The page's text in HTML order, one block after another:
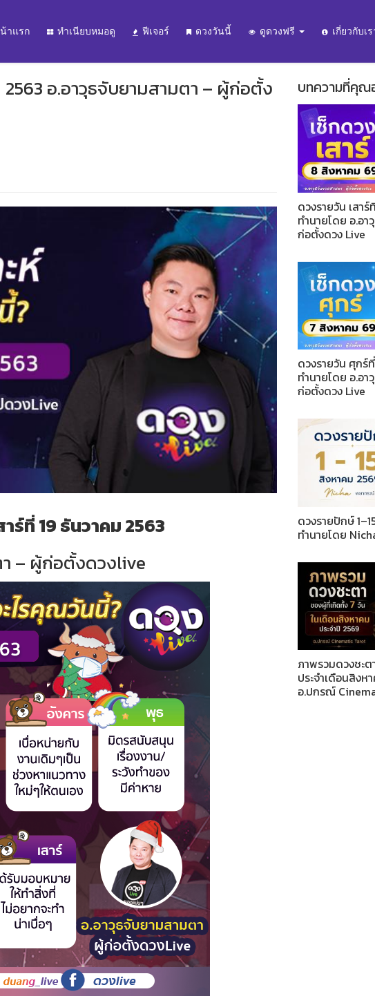
าแรก ทำเนียบหมอดู ฟีเจอร์ ดวงวันนี้ ดูดวงฟรี เกี่ยวกับเร
2563 อ.อาวุธจับยามสามตา – ผู้ก่อตั้ง
ร์ที่ 19 ธันวาคม 2563
– ผู้ก่อตั้งดวงlive
บทความที่คุณ
ดวงรายวัน เสา
ทำนายโดย อ.อ
ก่อตั้งดวง Live
ดวงรายวัน ศุกร์
ทำนายโดย อ.อ
ก่อตั้งดวง Live
ดวงรายปักษ์
ทำนายโดย
ภาพรวมดวงชะ
ประจำเดือนสิงห
อ.ปกรณ์